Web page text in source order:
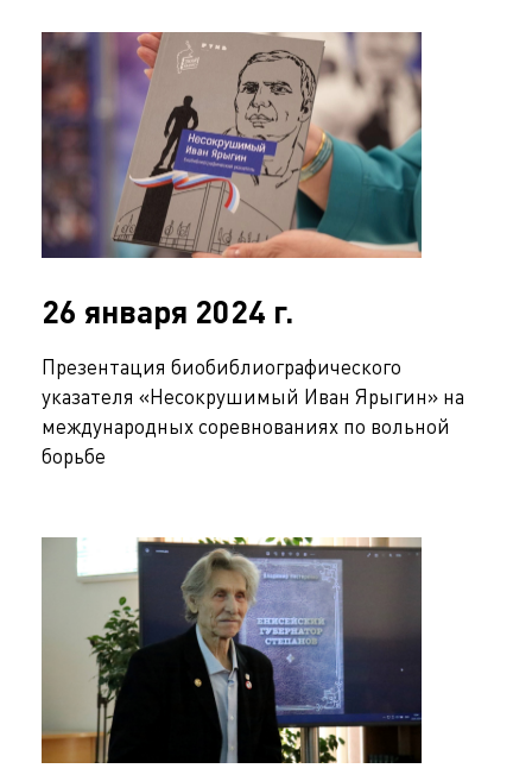
26 января 2024 г.
Презентация биобиблиографического
указателя «Несокрушимый Иван Ярыгин» на
международных соревнованиях по вольной
борьбе